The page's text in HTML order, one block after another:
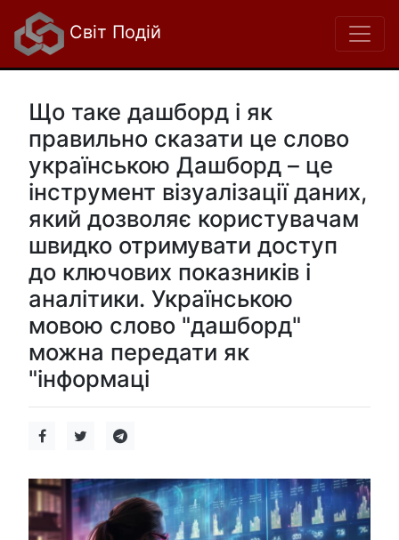
Світ Подій
Що таке дашборд і як
правильно сказати це слово
українською Дашборд – це
інструмент візуалізації даних,
який дозволяє користувачам
швидко отримувати доступ
до ключових показників і
аналітики. Українською
мовою слово "дашборд"
можна передати як
"інформаці